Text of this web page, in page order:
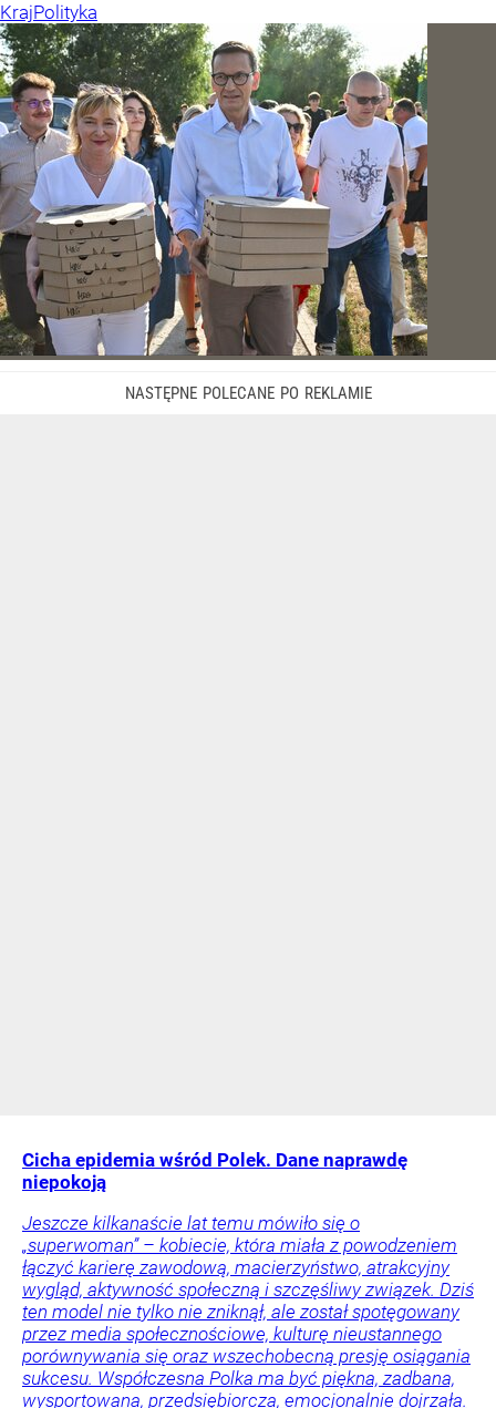
KrajPolityka
Cicha epidemia wśród Polek. Dane naprawdę
niepokoją
Jeszcze kilkanaście lat temu mówiło się o
„superwoman” – kobiecie, która miała z powodzeniem
łączyć karierę zawodową, macierzyństwo, atrakcyjny
wygląd, aktywność społeczną i szczęśliwy związek. Dziś
ten model nie tylko nie zniknął, ale został spotęgowany
przez media społecznościowe, kulturę nieustannego
porównywania się oraz wszechobecną presję osiągania
sukcesu. Współczesna Polka ma być piękna, zadbana,
wysportowana, przedsiębiorcza, emocjonalnie dojrzała.